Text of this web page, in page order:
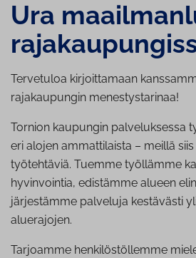
Ura
Tervetuloa kirjoittamaan
rajakaupungin menestystarinaa!
Tornion kaupungin palveluksessa
eri alojen ammattilaista – meillä
työtehtäviä. Tuemme työllämme
hyvinvointia, edistämme alueen
järjestämme palveluja kestävästi
aluerajojen.
Tarjoamme henkilöstöllemme